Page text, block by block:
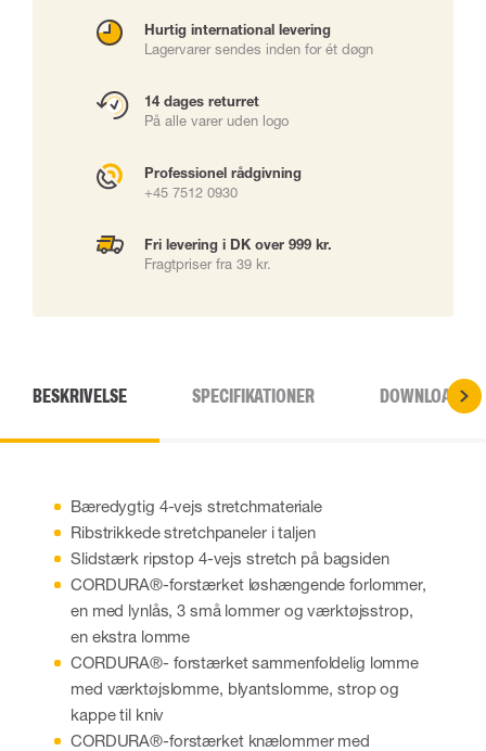
Hurtig international levering
Lagervarer sendes inden for ét døgn
14 dages returret
På alle varer uden logo
Professionel rådgivning
+45 7512 0930
Fri levering i DK over 999 kr.
Fragtpriser fra 39 kr.
BESKRIVELSE SPECIFIKATIONER DOWNLOADS
Bæredygtig 4-vejs stretchmateriale
Ribstrikkede stretchpaneler i taljen
Slidstærk ripstop 4-vejs stretch på bagsiden
CORDURA®-forstærket løshængende forlommer,
en med lynlås, 3 små lommer og værktøjsstrop,
en ekstra lomme
CORDURA®- forstærket sammenfoldelig lomme
med værktøjslomme, blyantslomme, strop og
kappe til kniv
CORDURA®-forstærket knælommer med